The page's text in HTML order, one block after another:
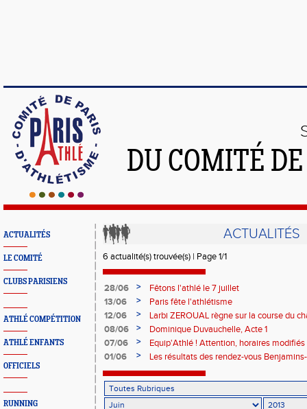
DU COMITÉ
ACTUALITÉS
LE COMITÉ
CLUBS PARISIENS
ATHLÉ COMPÉTITION
ATHLÉ ENFANTS
OFFICIELS
RUNNING
ACTUALITÉS
6 actualité(s) trouvée(s) | Page 1/1
28/06 >
Fêtons l'athlé le 7 juillet
13/06
>
Paris fête l'athlétisme
12/06
>
Larbi ZEROUAL règne sur la course du
08/06
>
Dominique Duvauchelle, Acte 1
07/06
>
Equip'Athlé ! Attention, horaires modifiés
01/06
> Les résultats des rendez-vous